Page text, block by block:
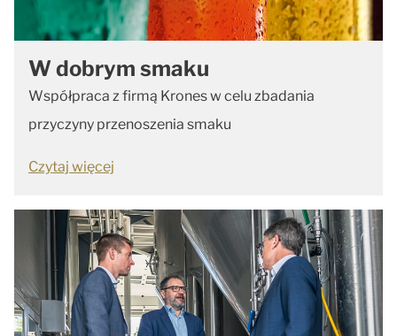
W dobrym smaku
Współpraca z firmą Krones w celu zbadania
przyczyny przenoszenia smaku
Czytaj więcej